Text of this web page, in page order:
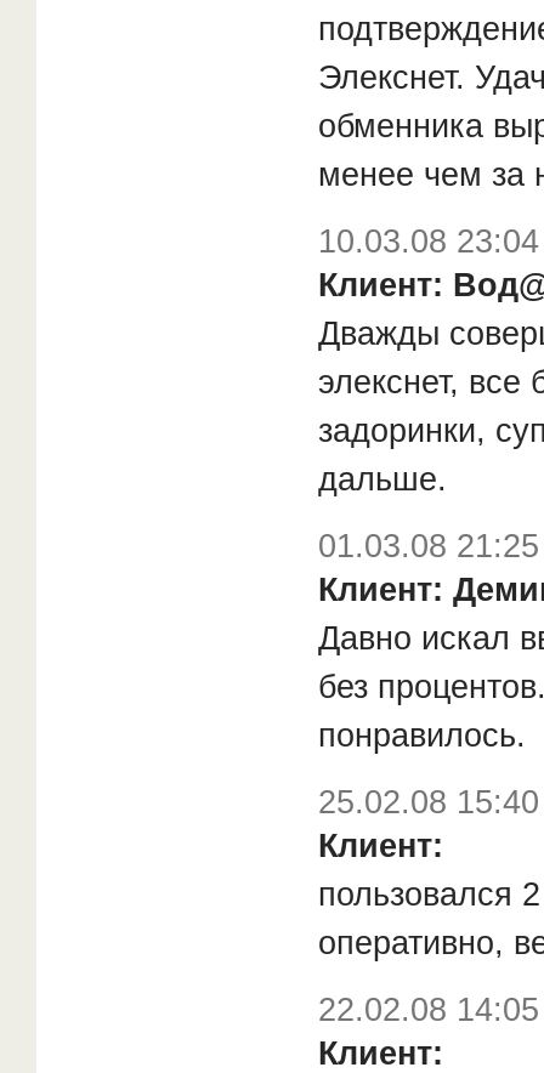
Элекснет.
обменника
менее чем за
10.03.08 23:04
Клиент:
Дважды
элекснет, все
задоринки,
дальше.
01.03.08 21:25
Клиент:
Давно искал
без
понравилось.
25.02.08 15:40
Клиент:
пользовался
оперативно,
22.02.08 14:05
Клиент: